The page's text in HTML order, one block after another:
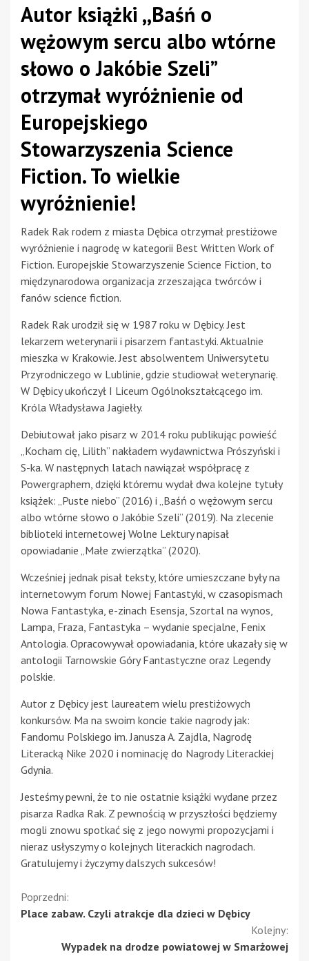
Autor książki ,,Baśń o
wężowym sercu albo wtórne
słowo o Jakóbie Szeli”
otrzymał wyróżnienie od
Europejskiego
Stowarzyszenia Science
Fiction. To wielkie
wyróżnienie!
Radek Rak rodem z miasta Dębica otrzymał prestiżowe
wyróżnienie i nagrodę w kategorii Best Written Work of
Fiction. Europejskie Stowarzyszenie Science Fiction, to
międzynarodowa organizacja zrzeszająca twórców i
fanów science fiction.
Radek Rak urodził się w 1987 roku w Dębicy. Jest
lekarzem weterynarii i pisarzem fantastyki. Aktualnie
mieszka w Krakowie. Jest absolwentem Uniwersytetu
Przyrodniczego w Lublinie, gdzie studiował weterynarię.
W Dębicy ukończył I Liceum Ogólnokształcącego im.
Króla Władysława Jagiełły.
Debiutował jako pisarz w 2014 roku publikując powieść
„Kocham cię, Lilith” nakładem wydawnictwa Prószyński i
S-ka. W następnych latach nawiązał współpracę z
Powergraphem, dzięki któremu wydał dwa kolejne tytuły
książek: „Puste niebo” (2016) i „Baśń o wężowym sercu
albo wtórne słowo o Jakóbie Szeli” (2019). Na zlecenie
biblioteki internetowej Wolne Lektury napisał
opowiadanie „Małe zwierzątka” (2020).
Wcześniej jednak pisał teksty, które umieszczane były na
internetowym forum Nowej Fantastyki, w czasopismach
Nowa Fantastyka, e-zinach Esensja, Szortal na wynos,
Lampa, Fraza, Fantastyka – wydanie specjalne, Fenix
Antologia. Opracowywał opowiadania, które ukazały się w
antologii Tarnowskie Góry Fantastyczne oraz Legendy
polskie.
Autor z Dębicy jest laureatem wielu prestiżowych
konkursów. Ma na swoim koncie takie nagrody jak:
Fandomu Polskiego im. Janusza A. Zajdla, Nagrodę
Literacką Nike 2020 i nominację do Nagrody Literackiej
Gdynia.
Jesteśmy pewni, że to nie ostatnie książki wydane przez
pisarza Radka Rak. Z pewnością w przyszłości będziemy
mogli znowu spotkać się z jego nowymi propozycjami i
nieraz usłyszymy o kolejnych literackich nagrodach.
Gratulujemy i życzymy dalszych sukcesów!
Kontynuuj
Poprzedni:
Place zabaw. Czyli atrakcje dla dzieci w Dębicy
Kolejny:
Wypadek na drodze powiatowej w Smarżowej